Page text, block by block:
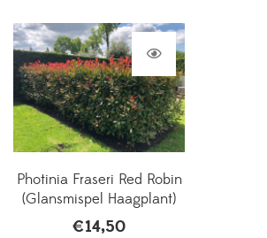
Photinia Fraseri Red Robin
(Glansmispel Haagplant)
€14,50